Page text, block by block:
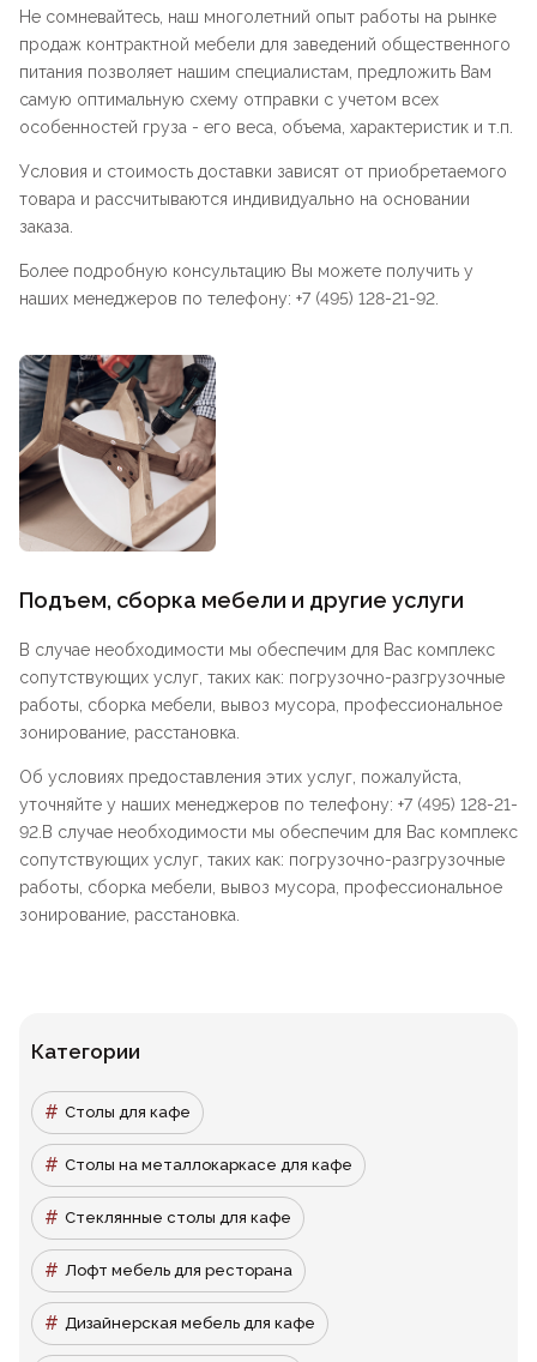
Не сомневайтесь, наш многолетний опыт работы на рынке
продаж контрактной мебели для заведений общественного
питания позволяет нашим специалистам, предложить Вам
самую оптимальную схему отправки с учетом всех
особенностей груза - его веса, объема, характеристик и т.п.
Условия и стоимость доставки зависят от приобретаемого
товара и рассчитываются индивидуально на основании
заказа.
Более подробную консультацию Вы можете получить у
наших менеджеров по телефону: +7 (495) 128-21-92.
Подъем, сборка мебели и другие услуги
В случае необходимости мы обеспечим для Вас комплекс
сопутствующих услуг, таких как: погрузочно-разгрузочные
работы, сборка мебели, вывоз мусора, профессиональное
зонирование, расстановка.
Об условиях предоставления этих услуг, пожалуйста,
уточняйте у наших менеджеров по телефону: +7 (495) 128-21-
92.В случае необходимости мы обеспечим для Вас комплекс
сопутствующих услуг, таких как: погрузочно-разгрузочные
работы, сборка мебели, вывоз мусора, профессиональное
зонирование, расстановка.
Категории
Столы для кафе
Столы на металлокаркасе для кафе
Стеклянные столы для кафе
Лофт мебель для ресторана
Дизайнерская мебель для кафе